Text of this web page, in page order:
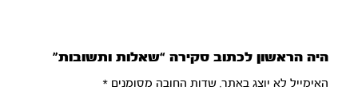
היה הראשון לכתוב סקירה “שאלות ותשובות”
האימייל לא יוצג באתר. שדות החובה מסומנים*